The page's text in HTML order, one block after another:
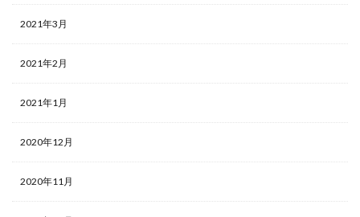
2021年3月
2021年2月
2021年1月
2020年12月
2020年11月